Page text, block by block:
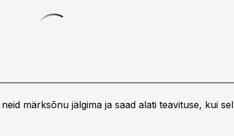
märksõnu jälgima ja saad alati teavituse, kui sel